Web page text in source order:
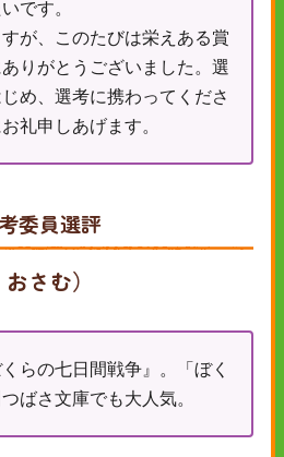
です。
が、このたびは栄えある賞
りがとうございました。選
め、選考に携わってくださ
礼申しあげます。
委員選評
さむ）
らの七日間戦争』。「ぼく
ばさ文庫でも大人気。